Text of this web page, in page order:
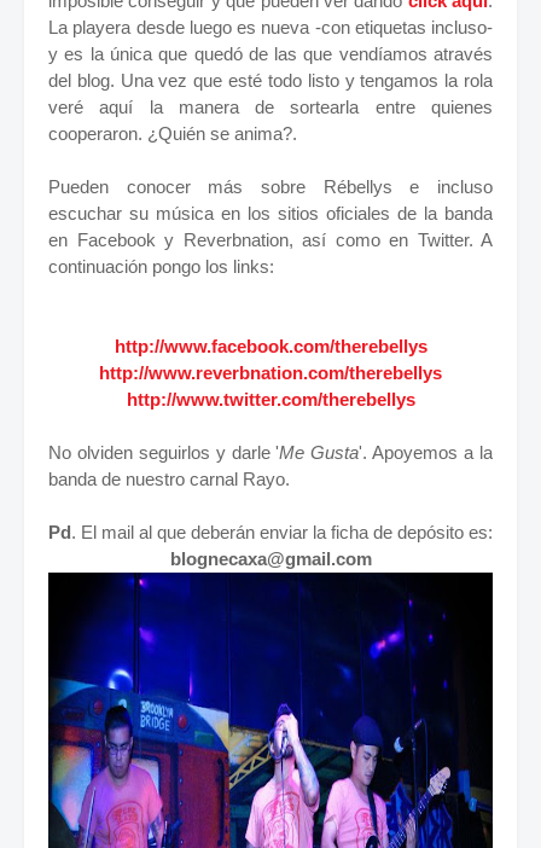
La playera desde luego es nueva -con etiquetas incluso-
y es la única que quedó de las que vendíamos através
del blog. Una vez que esté todo listo y tengamos la rola
veré aquí la manera de sortearla entre quienes
cooperaron. ¿Quién se anima?.
Pueden conocer más sobre Rébellys e incluso
escuchar su música en los sitios oficiales de la banda
en Facebook y Reverbnation, así como en Twitter. A
continuación pongo los links:
http://www.facebook.com/therebellys
http://www.reverbnation.com/therebellys
http://www.twitter.com/therebellys
No olviden seguirlos y darle 'Me Gusta'. Apoyemos a la
banda de nuestro carnal Rayo.
Pd. El mail al que deberán enviar la ficha de depósito es:
blognecaxa@gmail.com